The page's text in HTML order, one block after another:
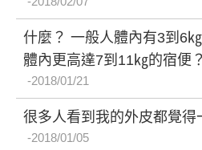
什麼？ 一般人體內有3到6
體內更高達7到11㎏的宿便？
2018/01/21
很多人看到我的外皮都覺得
2018/01/05